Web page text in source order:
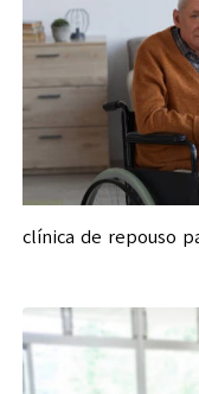
clínica de repouso